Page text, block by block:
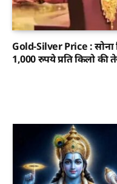
Gold-Silver Price : सोना
1,000 रुपये प्रति किलो